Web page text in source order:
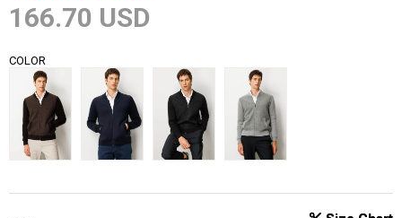
166.70 USD
COLOR